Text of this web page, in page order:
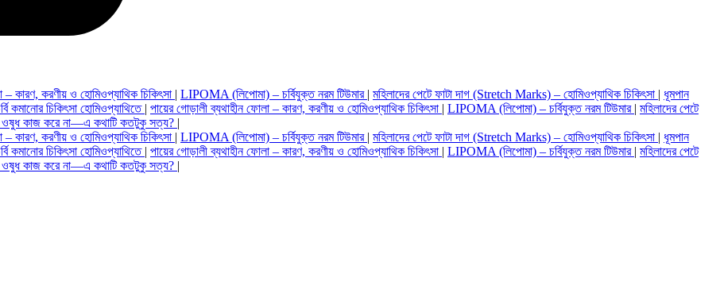
– কারণ, করণীয় ও হোমিওপ্যাথিক চিকিৎসা | LIPOMA (লিপোমা) – চর্বিযুক্ত নরম টিউমার | মহিলাদের পেটে ফাটা দাগ (Stretch Marks) – হোমিওপ্যাথিক চিকিৎসা | ধূমপান
কমানোর চিকিৎসা হোমিওপ্যাথিতে | পায়ের গোড়ালী ব্যথাহীন ফোলা – কারণ, করণীয় ও হোমিওপ্যাথিক চিকিৎসা | LIPOMA (লিপোমা) – চর্বিযুক্ত নরম টিউমার | মহিলাদের পেটে
ওষুধ কাজ করে না—এ কথাটি কতটুকু সত্য? |
– কারণ, করণীয় ও হোমিওপ্যাথিক চিকিৎসা | LIPOMA (লিপোমা) – চর্বিযুক্ত নরম টিউমার | মহিলাদের পেটে ফাটা দাগ (Stretch Marks) – হোমিওপ্যাথিক চিকিৎসা | ধূমপান
কমানোর চিকিৎসা হোমিওপ্যাথিতে | পায়ের গোড়ালী ব্যথাহীন ফোলা – কারণ, করণীয় ও হোমিওপ্যাথিক চিকিৎসা | LIPOMA (লিপোমা) – চর্বিযুক্ত নরম টিউমার | মহিলাদের পেটে
ওষুধ কাজ করে না—এ কথাটি কতটুকু সত্য? |